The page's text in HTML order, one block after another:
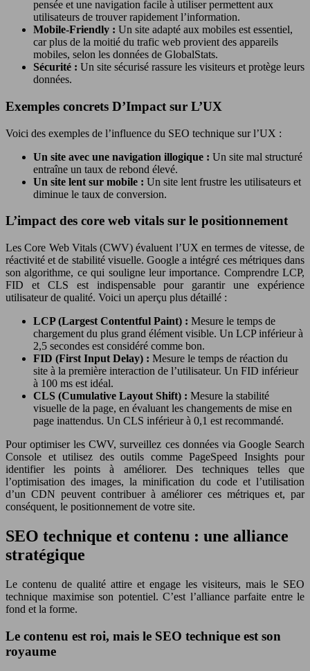
pensée et une navigation facile à utiliser permettent aux
utilisateurs de trouver rapidement l’information.
Mobile-Friendly : Un site adapté aux mobiles est essentiel,
car plus de la moitié du trafic web provient des appareils
mobiles, selon les données de GlobalStats.
Sécurité : Un site sécurisé rassure les visiteurs et protège leurs
données.
Exemples concrets D’Impact sur L’UX
Voici des exemples de l’influence du SEO technique sur l’UX :
Un site avec une navigation illogique : Un site mal structuré
entraîne un taux de rebond élevé.
Un site lent sur mobile : Un site lent frustre les utilisateurs et
diminue le taux de conversion.
L’impact des core web vitals sur le positionnement
Les Core Web Vitals (CWV) évaluent l’UX en termes de vitesse, de
réactivité et de stabilité visuelle. Google a intégré ces métriques dans
son algorithme, ce qui souligne leur importance. Comprendre LCP,
FID et CLS est indispensable pour garantir une expérience
utilisateur de qualité. Voici un aperçu plus détaillé :
LCP (Largest Contentful Paint) : Mesure le temps de
chargement du plus grand élément visible. Un LCP inférieur à
2,5 secondes est considéré comme bon.
FID (First Input Delay) : Mesure le temps de réaction du
site à la première interaction de l’utilisateur. Un FID inférieur
à 100 ms est idéal.
CLS (Cumulative Layout Shift) : Mesure la stabilité
visuelle de la page, en évaluant les changements de mise en
page inattendus. Un CLS inférieur à 0,1 est recommandé.
Pour optimiser les CWV, surveillez ces données via Google Search
Console et utilisez des outils comme PageSpeed Insights pour
identifier les points à améliorer. Des techniques telles que
l’optimisation des images, la minification du code et l’utilisation
d’un CDN peuvent contribuer à améliorer ces métriques et, par
conséquent, le positionnement de votre site.
SEO technique et contenu : une alliance
stratégique
Le contenu de qualité attire et engage les visiteurs, mais le SEO
technique maximise son potentiel. C’est l’alliance parfaite entre le
fond et la forme.
Le contenu est roi, mais le SEO technique est son
royaume